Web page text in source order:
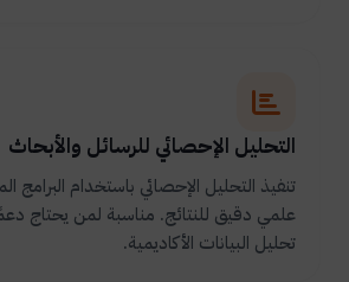
التحليل الإحصائي للرسائل والأبحاث
تنفيذ التحليل الإحصائي باستخدام البرامج
علمي دقيق للنتائج. مناسبة لمن يحتاج
تحليل البيانات الأكاديمية.